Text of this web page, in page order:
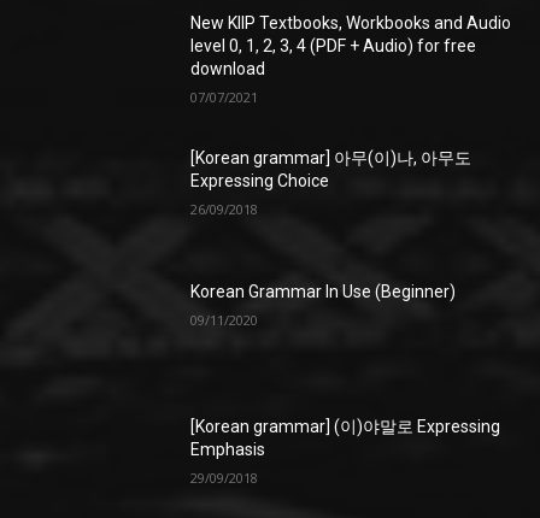
New KIIP Textbooks, Workbooks and Audio
level 0, 1, 2, 3, 4 (PDF + Audio) for free
download
07/07/2021
[Korean grammar] 아무(이)나, 아무도
Expressing Choice
26/09/2018
Korean Grammar In Use (Beginner)
09/11/2020
[Korean grammar] (이)야말로 Expressing
Emphasis
29/09/2018